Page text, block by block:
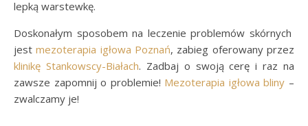
lepką warstewkę.
Doskonałym sposobem na leczenie problemów skórnych
jestmezoterapia igłowa Poznań, zabieg oferowany przez
klinikę Stankowscy-Białach. Zadbaj o swoją cerę i raz na
zawsze zapomnij o problemie! Mezoterapia igłowa bliny –
zwalczamy je!